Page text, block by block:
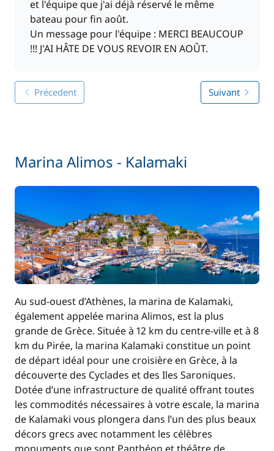
et l'équipe que j'ai déjà réservé le même
bateau pour fin août.
Un message pour l'équipe : MERCI BEAUCOUP
!!! J'AI HÂTE DE VOUS REVOIR EN AOÛT.
Précedent Suivant
Marina Alimos - Kalamaki
Au sud-ouest d’Athènes, la marina de Kalamaki,
également appelée marina Alimos, est la plus
grande de Grèce. Située à 12 km du centre-ville et à 8
km du Pirée, la marina Kalamaki constitue un point
de départ idéal pour une croisière en Grèce, à la
découverte des Cyclades et des Iles Saroniques.
Dotée d’une infrastructure de qualité offrant toutes
les commodités nécessaires à votre escale, la marina
de Kalamaki vous plongera dans l’un des plus beaux
décors grecs avec notamment les célèbres